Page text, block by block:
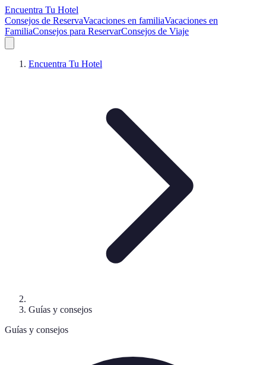
Encuentra Tu Hotel
Consejos de ReservaVacaciones en familiaVacaciones en
FamiliaConsejos para ReservarConsejos de Viaje
Encuentra Tu Hotel
Guías y consejos
Guías y consejos